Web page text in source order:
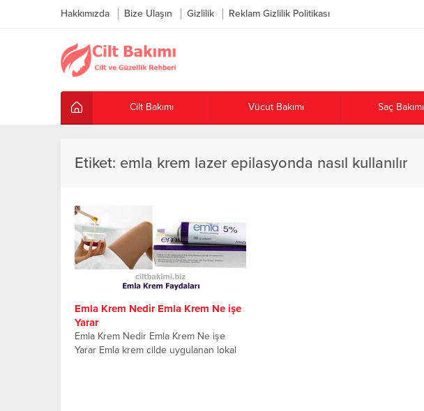
Hakkımızda Bize Ulaşın Gizlilik Reklam Gizlilik Politikası
Cilt Bakımı Vücut Bakımı Saç Bakımı
Etiket: emla krem lazer epilasyonda nasıl kullanılır
Emla Krem Nedir Emla Krem Ne işe
Yarar
Emla Krem Nedir Emla Krem Ne işe
Yarar Emla krem cilde uygulanan lokal